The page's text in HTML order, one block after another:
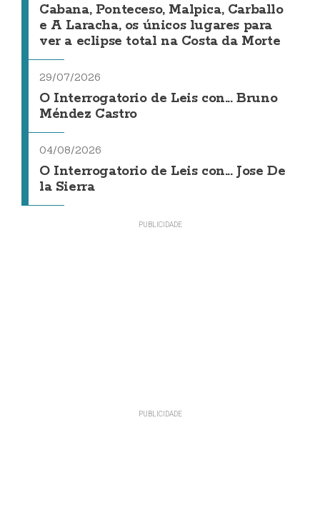
Cabana, Ponteceso, Malpica, Carballo
e A Laracha, os únicos lugares para
ver a eclipse total na Costa da Morte
29/07/2026
O Interrogatorio de Leis con... Bruno
Méndez Castro
04/08/2026
O Interrogatorio de Leis con... Jose De
la Sierra